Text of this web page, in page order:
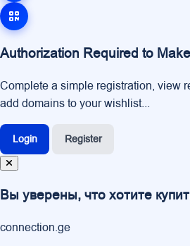
Authorization Required to
Complete a simple registration, view
add domains to your wishlist...
Login Register
Вы уверены, что хотите
connection.ge